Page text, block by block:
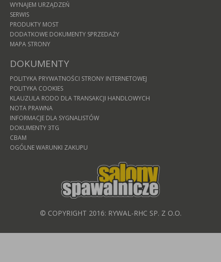
WYNAJEM URZĄDZEŃ
SERWIS
PRODUKTY MOST
DODATKOWE DOKUMENTY SPRZEDAŻY
MAPA STRONY
DOKUMENTY
POLITYKA PRYWATNOŚCI STRONY INTERNETOWEJ
POLITYKA COOKIES
KLAUZULA RODO DLA TRANSAKCJI HANDLOWYCH
NOTA PRAWNA
INFORMACJE DLA SYGNALISTÓW
DOKUMENTY 3TG
CBAM
OGÓLNE WARUNKI ZAKUPU
© COPYRIGHT 2016: RYWAL-RHC SP. Z O.O.